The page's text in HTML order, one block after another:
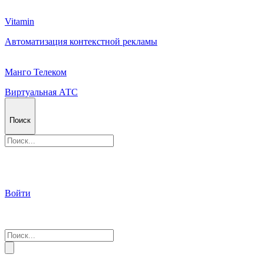
Vitamin
Автоматизация контекстной рекламы
Манго Телеком
Виртуальная АТС
Поиск
Войти